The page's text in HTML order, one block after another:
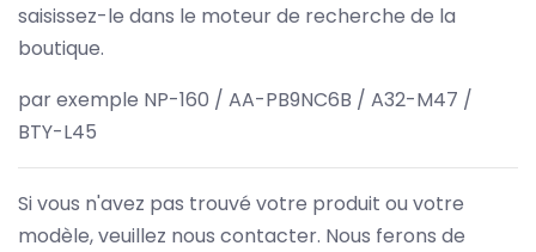
saisissez-le dans le moteur de recherche de la
boutique.
par exemple NP-160 / AA-PB9NC6B / A32-M47 /
BTY-L45
Si vous n'avez pas trouvé votre produit ou votre
modèle, veuillez nous contacter. Nous ferons de